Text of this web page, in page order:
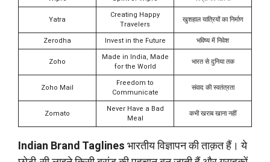
Yatra
Creating Happy
Travelers
खुशहाल यात्रियों का निर्माण
Zerodha Invest in the Future भविष्य में निवेश
Zoho
Made in India, Made
for the World
भारत से दुनिया तक
Zoho Mail
Freedom to
Communicate
संवाद की स्वतंत्रता
Zomato
Never Have a Bad
Meal
कभी खराब खाना नहीं
Indian Brand Taglines भारतीय विज्ञापन की ताक़त हैं। ये